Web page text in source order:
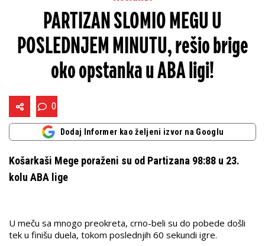
PARTIZAN SLOMIO MEGU U
POSLEDNJEM MINUTU, rešio brige
oko opstanka u ABA ligi!
0
Dodaj Informer kao željeni izvor na Googlu
Košarkaši Mege poraženi su od Partizana 98:88 u 23.
kolu ABA lige
U meču sa mnogo preokreta, crno-beli su do pobede došli
tek u finišu duela, tokom poslednjih 60 sekundi igre.